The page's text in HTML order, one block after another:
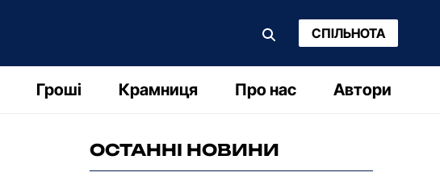
СПІЛЬНОТА
Гроші Крамниця Про нас Автори
ОСТАННІ НОВИНИ